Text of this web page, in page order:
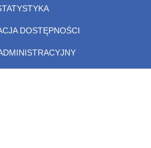
DOSTĘPNOŚCI